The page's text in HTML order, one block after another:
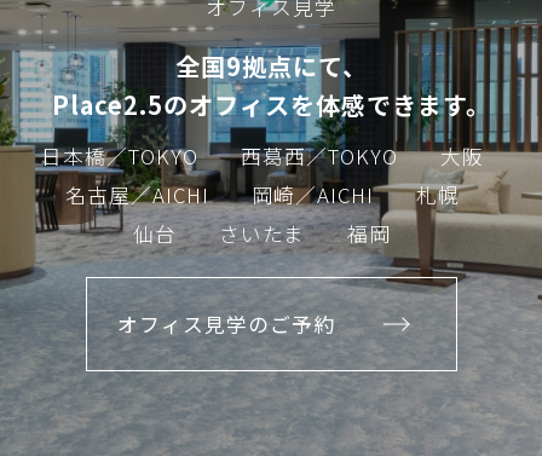
オフィス見学
全国9拠点にて、
Place2.5のオフィスを体感できます。
日本橋／TOKYO 西葛西／TOKYO
大阪
名古屋／AICHI
岡崎／AICHI
札幌
仙台
さいたま 福岡
オフィス見学のご予約